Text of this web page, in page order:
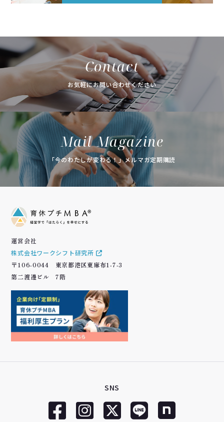
Contact
お気軽にお問い合わせください
Mail Magazine
「今のわたしが変わる！」メルマガ定期購読
運営会社
株式会社ワークシフト研究所
〒106-0044 東京都港区東麻布1-7-3
第二渡邊ビル 7階
SNS